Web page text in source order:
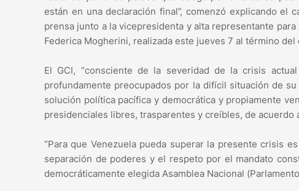
están en una declaración final”, comenzó explicando el
prensa junto a la vicepresidenta y alta representante
Federica Mogherini, realizada este jueves 7 al término
El GCI, “consciente de la severidad de la crisis
profundamente preocupados por la difícil situación de
solución política pacífica y democrática y propiamente
presidenciales libres, trasparentes y creíbles, de acuerdo
“Para que Venezuela pueda superar la presente crisis
separación de poderes y el respeto por el mandato
democráticamente elegida Asamblea Nacional